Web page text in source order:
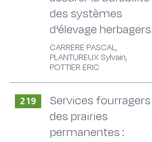
des systèmes
d'élevage herbagers
CARRERE PASCAL,
PLANTUREUX Sylvain,
POTTIER ERIC
219
Services fourragers
des prairies
permanentes :